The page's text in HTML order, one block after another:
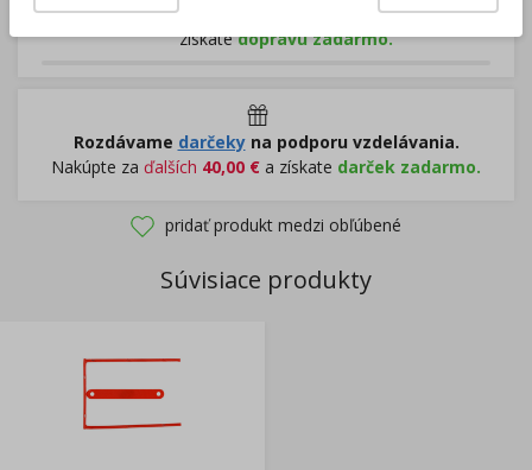
Pri nákupe za 49.00€
získatedopravu zadarmo.
Rozdávame darčeky na podporu vzdelávania.
Nakúpte za ďalších 40,00 € a získate darček zadarmo.
pridať produkt medzi obľúbené
Súvisiace produkty